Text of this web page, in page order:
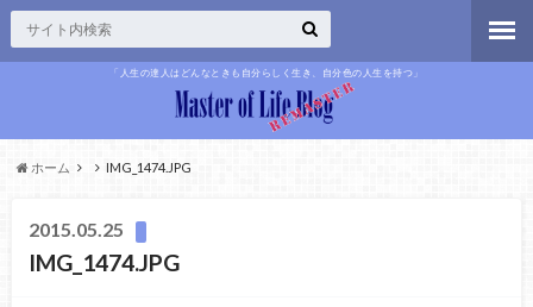
「人生の達人はどんなときも自分らしく生き、自分色の人生を持つ」
ホーム IMG_1474.JPG
2015.05.25
IMG_1474.JPG